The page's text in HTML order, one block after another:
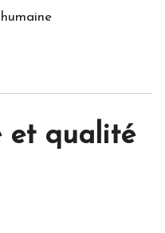
et qualité